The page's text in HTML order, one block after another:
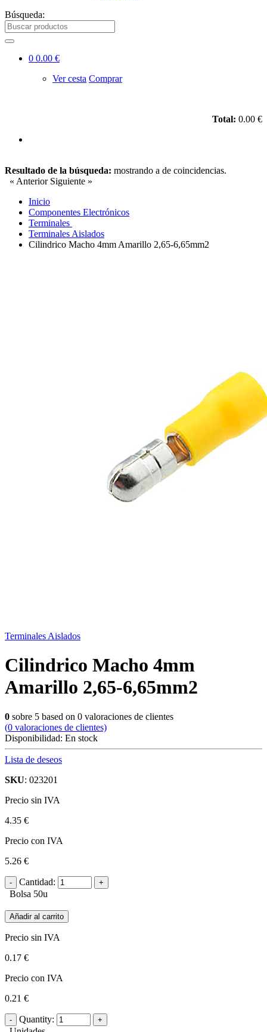
Búsqueda:
0 0.00 €
Ver cesta Comprar
Total: 0.00 €
Resultado de la búsqueda: mostrando a de coincidencias.
« Anterior Siguiente »
Inicio
Componentes Electrónicos
Terminales
Terminales Aislados
Cilindrico Macho 4mm Amarillo 2,65-6,65mm2
Terminales Aislados
Cilindrico Macho 4mm
Amarillo 2,65-6,65mm2
0 sobre 5 based on 0 valoraciones de clientes
(0 valoraciones de clientes)
Disponibilidad: En stock
Lista de deseos
SKU: 023201
Precio sin IVA
4.35 €
Precio con IVA
5.26 €
Cantidad:
Bolsa 50u
Añadir al carrito
Precio sin IVA
0.17 €
Precio con IVA
0.21 €
Quantity: